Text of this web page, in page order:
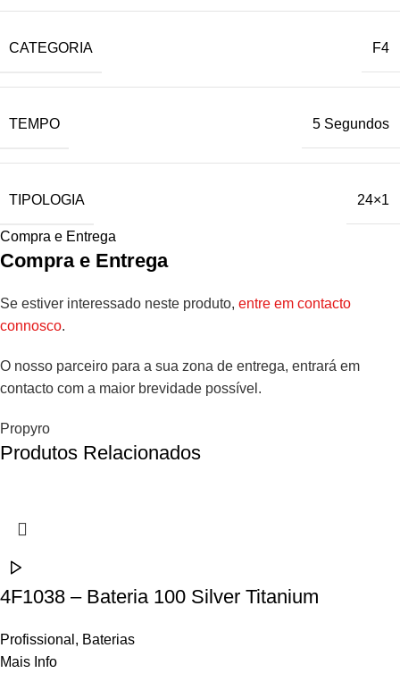
CATEGORIA F4
TEMPO 5 Segundos
TIPOLOGIA 24×1
Compra e Entrega
Compra e Entrega
Se estiver interessado neste produto, entre em contacto
connosco.
O nosso parceiro para a sua zona de entrega, entrará em
contacto com a maior brevidade possível.
Propyro
Produtos Relacionados
4F1038 – Bateria 100 Silver Titanium
Profissional , Baterias
Mais Info